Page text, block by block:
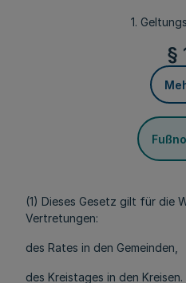
1.
§
(1) Dieses Gesetz gilt für die
Vertretungen:
des Rates in den Gemeinden,
des Kreistages in den Kreisen.